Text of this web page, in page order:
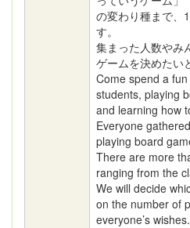
の変わり種まで、
す。
集まった人数やみ
ゲームを決めたい
Come spend a
students, playing
and learning how
Everyone
playing board
There are more
ranging from the
We will decide
on the number of
everyone’s wishes.